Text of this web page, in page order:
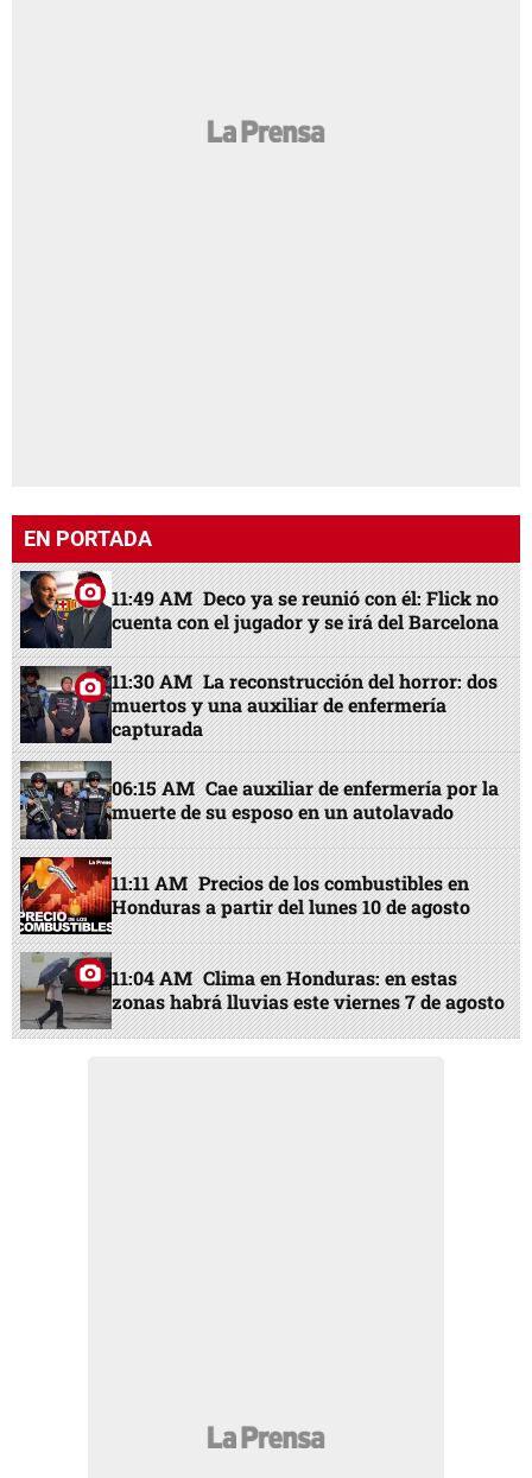
EN PORTADA
11:49 AM Deco ya se reunió con él: Flick no
cuenta con el jugador y se irá del Barcelona
11:30 AM La reconstrucción del horror: dos
muertos y una auxiliar de enfermería
capturada
06:15 AM Cae auxiliar de enfermería por la
muerte de su esposo en un autolavado
11:11 AM Precios de los combustibles en
Honduras a partir del lunes 10 de agosto
11:04 AM Clima en Honduras: en estas
zonas habrá lluvias este viernes 7 de agosto